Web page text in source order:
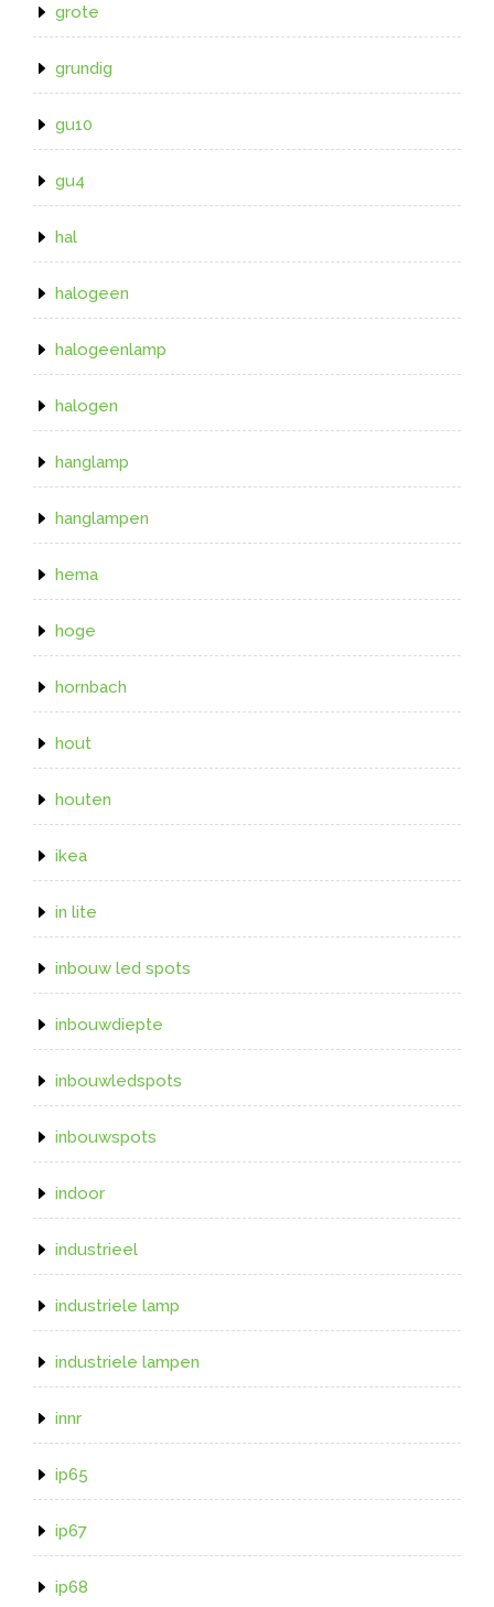
grote
grundig
gu10
gu4
hal
halogeen
halogeenlamp
halogen
hanglamp
hanglampen
hema
hoge
hornbach
hout
houten
ikea
in lite
inbouw led spots
inbouwdiepte
inbouwledspots
inbouwspots
indoor
industrieel
industriele lamp
industriele lampen
innr
ip65
ip67
ip68